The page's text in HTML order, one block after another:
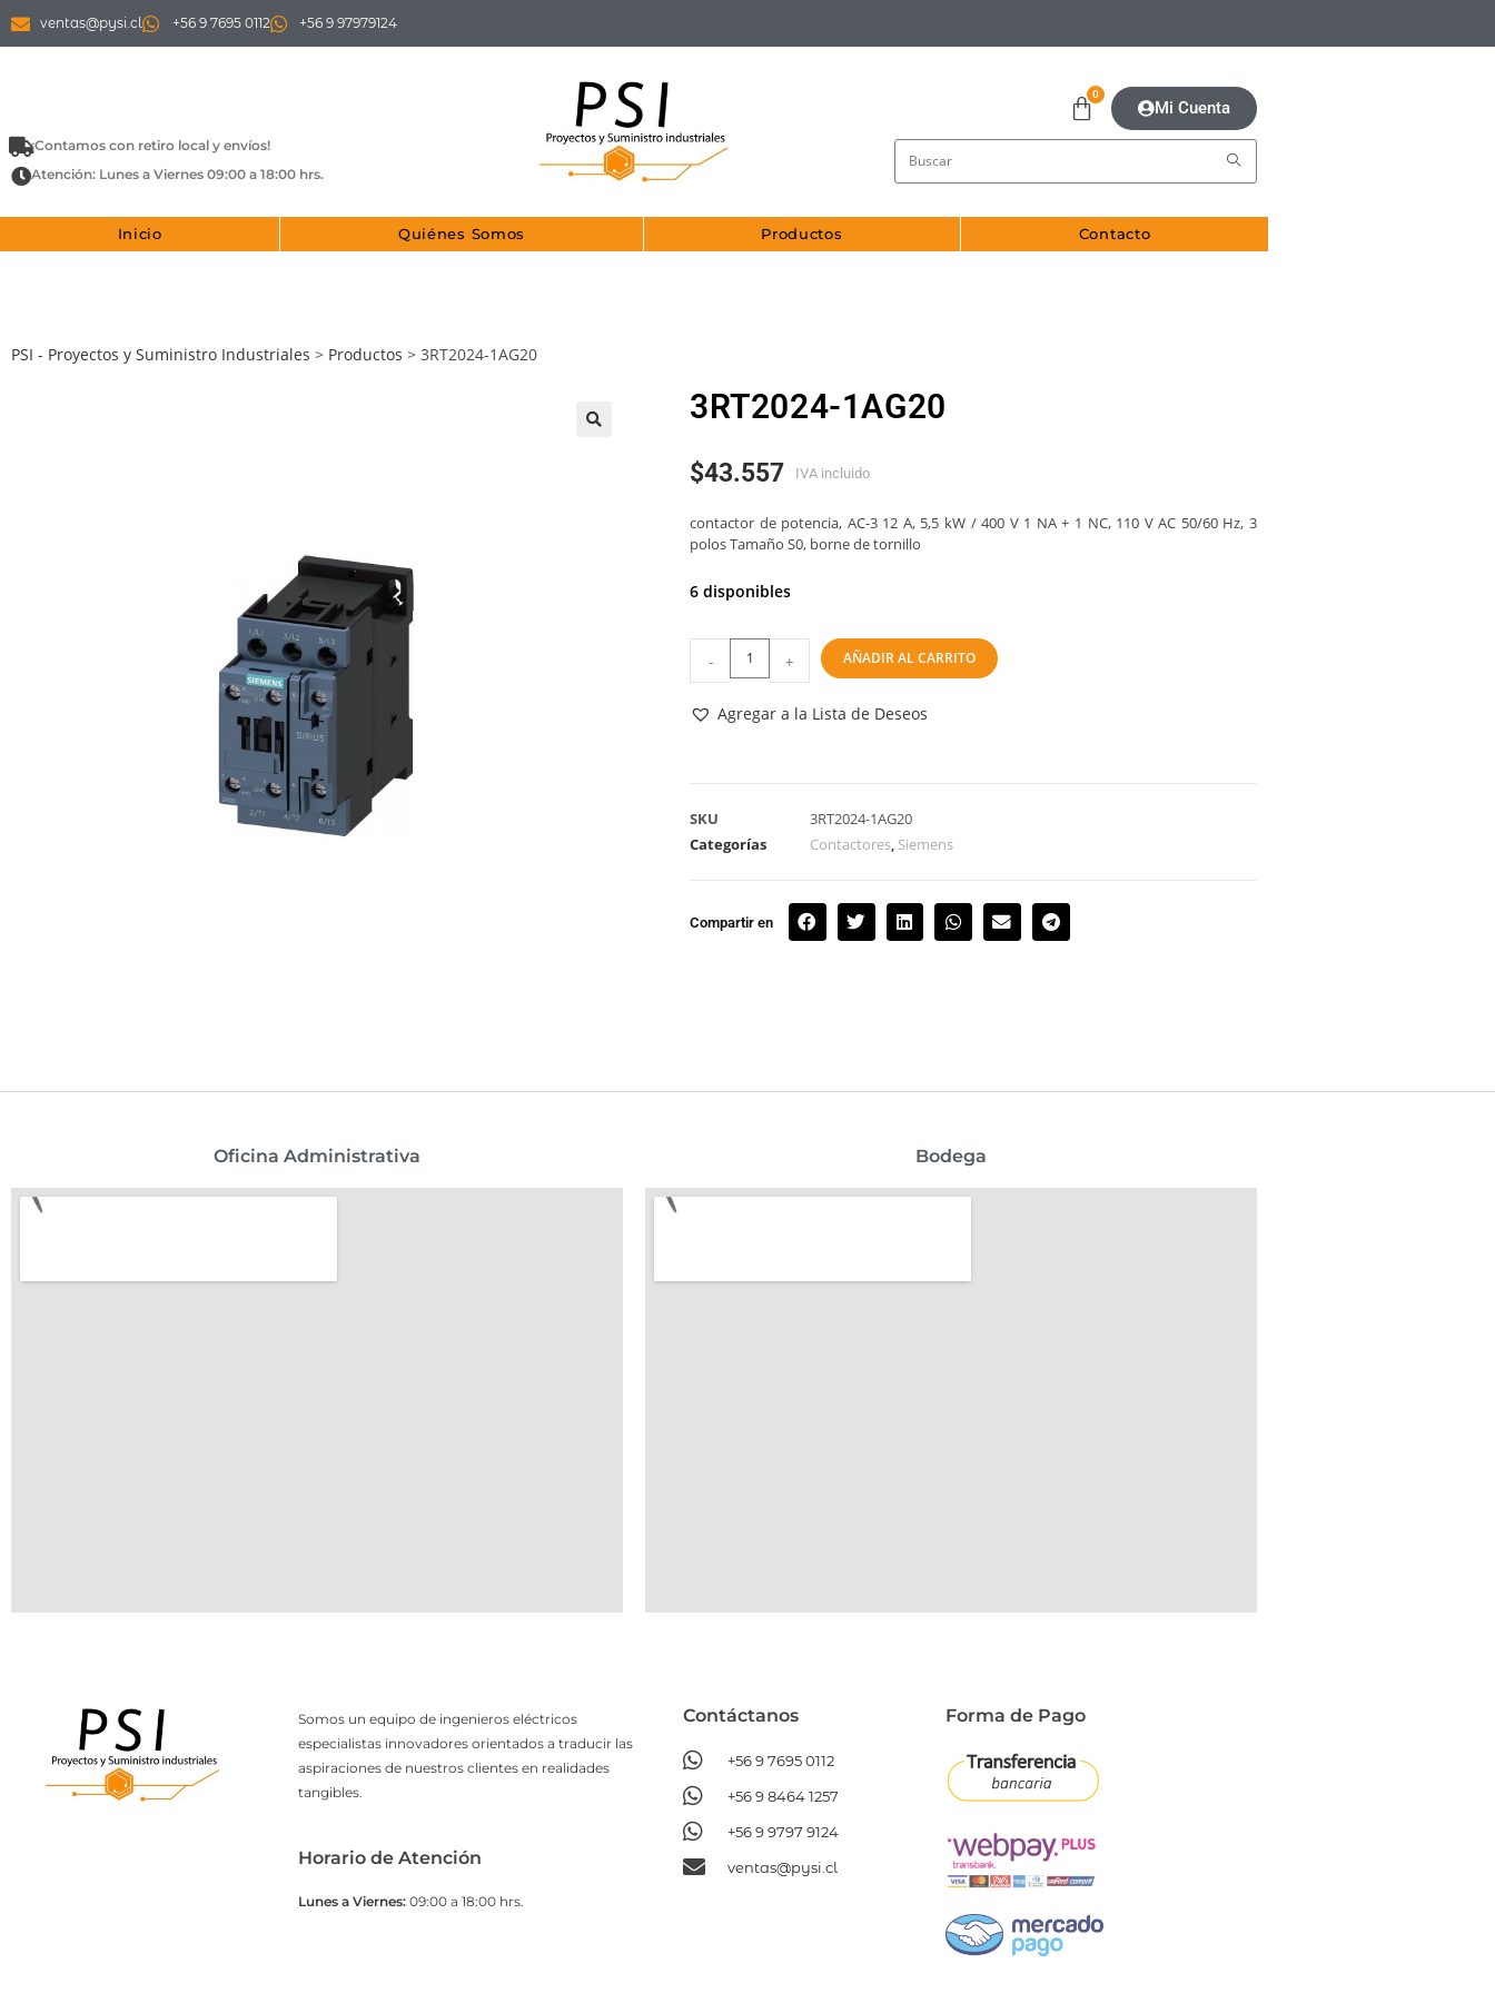
ventas@pysi.cl +56 9 7695 0112 +56 9 97979124
¡Contamos con retiro local y envíos!
Atención: Lunes a Viernes 09:00 a 18:00 hrs.
0
Mi Cuenta
Inicio Quiénes Somos Productos Contacto
PSI - Proyectos y Suministro Industriales > Productos > 3RT2024-1AG20
3RT2024-1AG20
$43.557 IVA incluido
contactor de potencia, AC-3 12 A, 5,5 kW / 400 V 1 NA + 1 NC, 110 V AC 50/60 Hz, 3
polos Tamaño S0, borne de tornillo
6 disponibles
- + AÑADIR AL CARRITO
Agregar a la Lista de Deseos
SKU
3RT2024-1AG20
Categorías
Contactores, Siemens
Compartir en
Oficina Administrativa Bodega
Somos un equipo de ingenieros eléctricos
especialistas innovadores orientados a traducir las
aspiraciones de nuestros clientes en realidades
tangibles.
Horario de Atención
Lunes a Viernes:09:00 a 18:00 hrs.
Contáctanos​
+56 9 7695 0112
+56 9 8464 1257
+56 9 9797 9124
ventas@pysi.cl
Forma de Pago